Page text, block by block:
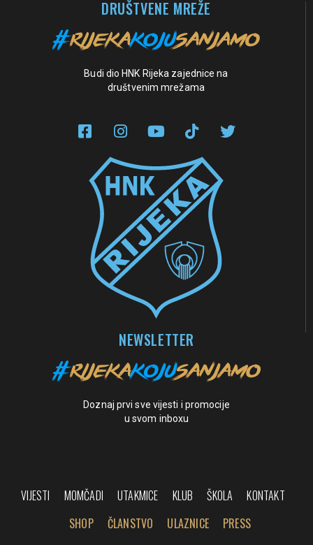
DRUŠTVENE MREŽE
Budi dio HNK Rijeka zajednice na
društvenim mrežama
NEWSLETTER
Doznaj prvi sve vijesti i promocije
u svom inboxu
VIJESTI MOMČADI UTAKMICE KLUB ŠKOLA
KONTAKT
SHOP
ČLANSTVO ULAZNICE PRESS